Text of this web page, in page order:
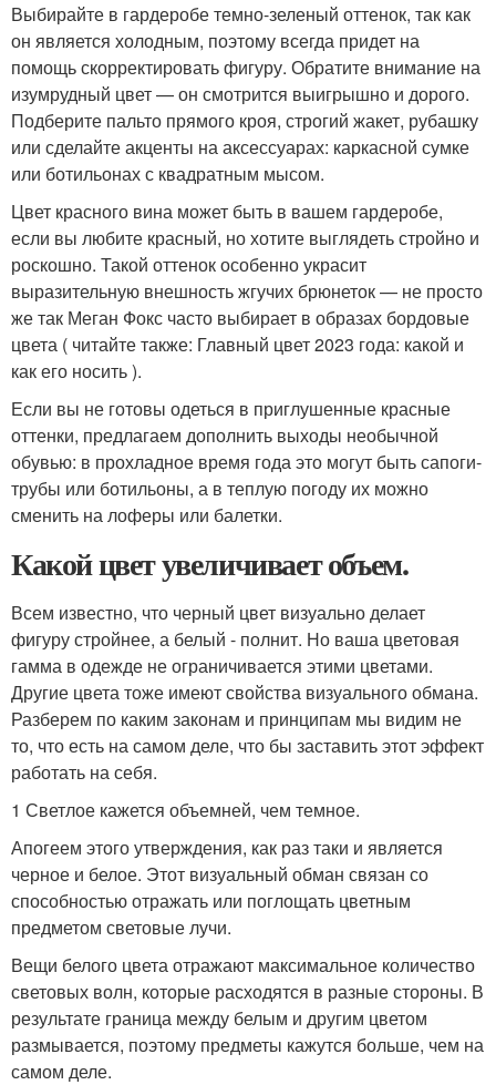
Выбирайте в гардеробе темно-зеленый оттенок, так как
он является холодным, поэтому всегда придет на
помощь скорректировать фигуру. Обратите внимание на
изумрудный цвет — он смотрится выигрышно и дорого.
Подберите пальто прямого кроя, строгий жакет, рубашку
или сделайте акценты на аксессуарах: каркасной сумке
или ботильонах с квадратным мысом.
Цвет красного вина может быть в вашем гардеробе,
если вы любите красный, но хотите выглядеть стройно и
роскошно. Такой оттенок особенно украсит
выразительную внешность жгучих брюнеток — не просто
же так Меган Фокс часто выбирает в образах бордовые
цвета ( читайте также: Главный цвет 2023 года: какой и
как его носить ).
Если вы не готовы одеться в приглушенные красные
оттенки, предлагаем дополнить выходы необычной
обувью: в прохладное время года это могут быть сапоги-
трубы или ботильоны, а в теплую погоду их можно
сменить на лоферы или балетки.
Какой цвет увеличивает объем.
Всем известно, что черный цвет визуально делает
фигуру стройнее, а белый - полнит. Но ваша цветовая
гамма в одежде не ограничивается этими цветами.
Другие цвета тоже имеют свойства визуального обмана.
Разберем по каким законам и принципам мы видим не
то, что есть на самом деле, что бы заставить этот эффект
работать на себя.
1 Светлое кажется объемней, чем темное.
Апогеем этого утверждения, как раз таки и является
черное и белое. Этот визуальный обман связан со
способностью отражать или поглощать цветным
предметом световые лучи.
Вещи белого цвета отражают максимальное количество
световых волн, которые расходятся в разные стороны. В
результате граница между белым и другим цветом
размывается, поэтому предметы кажутся больше, чем на
самом деле.